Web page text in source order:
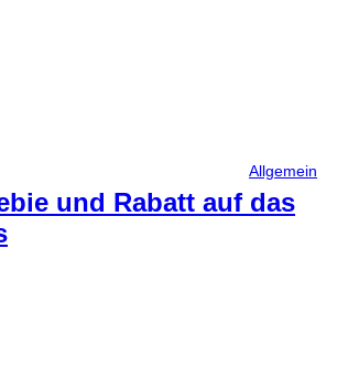
Allgemein
und Rabatt auf das